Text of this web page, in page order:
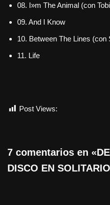
08. I»m The Animal (con
09. And I Know
10. Between The Lines (con
11. Life
Post Views:
7 comentarios en
DISCO EN